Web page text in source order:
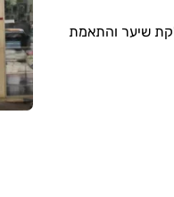
שיער והתאמת